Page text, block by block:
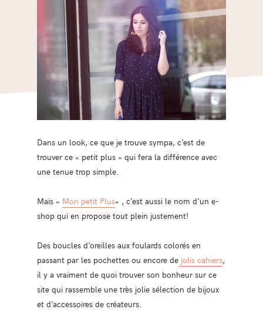
Dans un look, ce que je trouve sympa, c’est de
trouver ce « petit plus » qui fera la différence avec
une tenue trop simple.
Mais « Mon petit Plus« , c’est aussi le nom d’un e-
shop qui en propose tout plein justement!
Des boucles d’oreilles aux foulards colorés en
passant par les pochettes ou encore dejolis cahiers,
il y a vraiment de quoi trouver son bonheur sur ce
site qui rassemble une très jolie sélection de bijoux
et d’accessoires de créateurs.